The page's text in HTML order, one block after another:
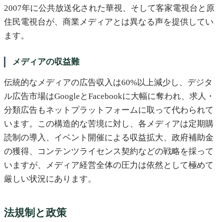
2007年に公共放送化された華視、そして客家電視台と原
住民電視台が、商業メディアとは異なる声を提供してい
ます。
メディアの収益難
伝統的なメディアの広告収入は60%以上減少し、デジタ
ル広告市場はGoogleとFacebookに大幅に奪われ、求人・
分類広告もネットプラットフォームに取って代わられて
います。この構造的な苦境に対し、各メディアは定期購
読制の導入、イベント開催による収益拡大、政府補助金
の獲得、コンテンツライセンス契約などの戦略を採って
いますが、メディア経営全体の圧力は依然として極めて
厳しい状況にあります。
法規制と政策